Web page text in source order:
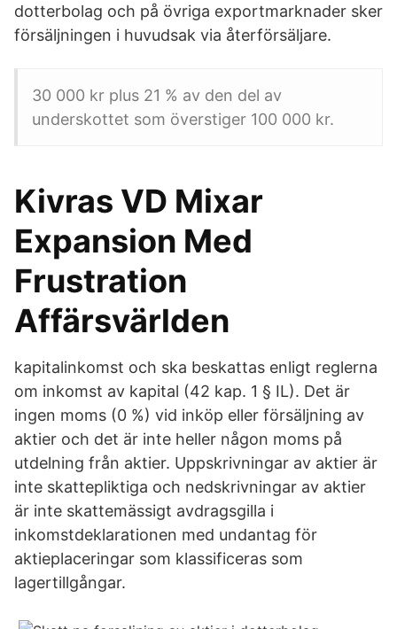
dotterbolag och på övriga exportmarknader sker
försäljningen i huvudsak via återförsäljare.
30 000 kr plus 21 % av den del av
underskottet som överstiger 100 000 kr.
Kivras VD Mixar
Expansion Med
Frustration
Affärsvärlden
kapitalinkomst och ska beskattas enligt reglerna
om inkomst av kapital (42 kap. 1 § IL). Det är
ingen moms (0 %) vid inköp eller försäljning av
aktier och det är inte heller någon moms på
utdelning från aktier. Uppskrivningar av aktier är
inte skattepliktiga och nedskrivningar av aktier
är inte skattemässigt avdragsgilla i
inkomstdeklarationen med undantag för
aktieplaceringar som klassificeras som
lagertillgångar.